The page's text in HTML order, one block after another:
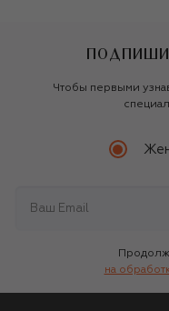
Чтобы первыми
на